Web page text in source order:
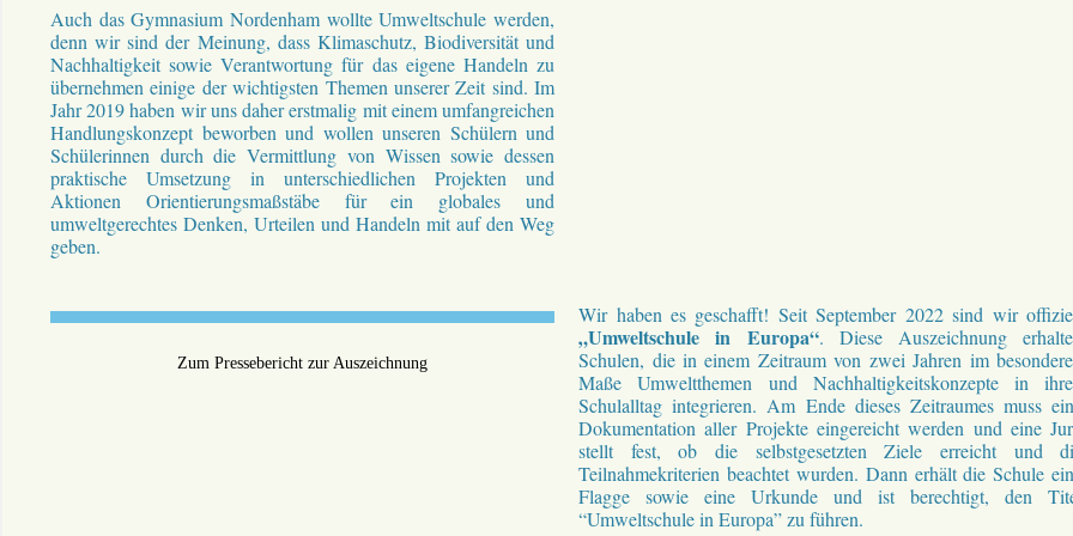
Auch das Gymnasium Nordenham wollte Umweltschule werden,
denn wir sind der Meinung, dass Klimaschutz, Biodiversität und
Nachhaltigkeit sowie Verantwortung für das eigene Handeln zu
übernehmen einige der wichtigsten Themen unserer Zeit sind. Im
Jahr 2019 haben wir uns daher erstmalig mit einem umfangreichen
Handlungskonzept beworben und wollen unseren Schülern und
Schülerinnen durch die Vermittlung von Wissen sowie dessen
praktische Umsetzung in unterschiedlichen Projekten und
Aktionen Orientierungsmaßstäbe für ein globales und
umweltgerechtes Denken, Urteilen und Handeln mit auf den Weg
geben.
Zum Pressebericht zur Auszeichnung
Wir haben es geschafft! Seit September 2022 sind wir
„Umweltschule in Europa“. Diese Auszeichnung
Schulen, die in einem Zeitraum von zwei Jahren im
Maße Umweltthemen und Nachhaltigkeitskonzepte in
Schulalltag integrieren. Am Ende dieses Zeitraumes muss
Dokumentation aller Projekte eingereicht werden und eine
stellt fest, ob die selbstgesetzten Ziele erreicht und
Teilnahmekriterien beachtet wurden. Dann erhält die Schule
Flagge sowie eine Urkunde und ist berechtigt, den
“Umweltschule in Europa” zu führen.